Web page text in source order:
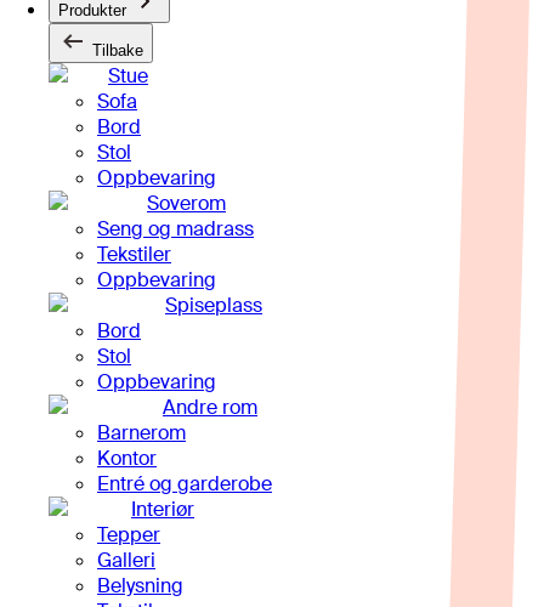
Produkter
Tilbake
Stue
Sofa
Bord
Stol
Oppbevaring
Soverom
Seng og madrass
Tekstiler
Oppbevaring
Spiseplass
Bord
Stol
Oppbevaring
Andre rom
Barnerom
Kontor
Entré og garderobe
Interiør
Tepper
Galleri
Belysning